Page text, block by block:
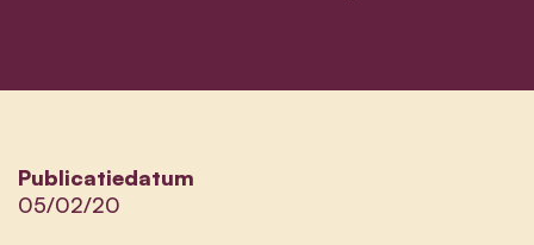
Publicatiedatum
05/02/20